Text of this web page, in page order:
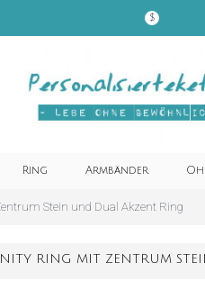
$
Ring Armbänder
Stein und Dual Akzent Ring
RING MIT ZENTRUM